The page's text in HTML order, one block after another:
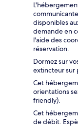
disponibles
demande en
l'aide des
réservation.
Dormez sur
extincteur sur
Cet
orientations
friendly).
Cet
de débit.